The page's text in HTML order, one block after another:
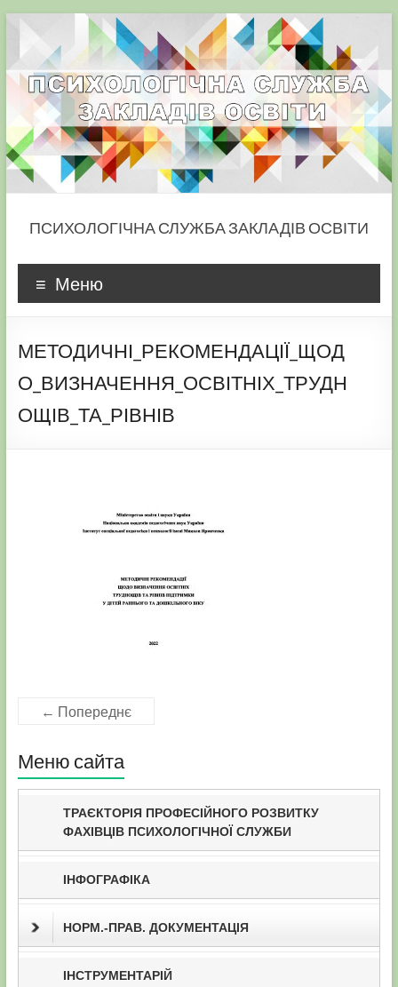
content
ПСИХОЛОГІЧНА СЛУЖБА ЗАКЛАДІВ ОСВІТИ
Меню
МЕТОДИЧНІ_РЕКОМЕНДАЦІЇ_ЩОД
О_ВИЗНАЧЕННЯ_ОСВІТНІХ_ТРУДН
ОЩІВ_ТА_РІВНІВ
← Попереднє
Меню сайта
ТРАЄКТОРІЯ ПРОФЕСІЙНОГО РОЗВИТКУ
ФАХІВЦІВ ПСИХОЛОГІЧНОЇ СЛУЖБИ
ІНФОГРАФІКА
НОРМ.-ПРАВ. ДОКУМЕНТАЦІЯ
ІНСТРУМЕНТАРІЙ